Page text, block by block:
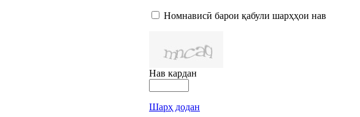
Номнависӣ барои қабули шарҳҳои нав
Нав кардан
Шарҳ додан